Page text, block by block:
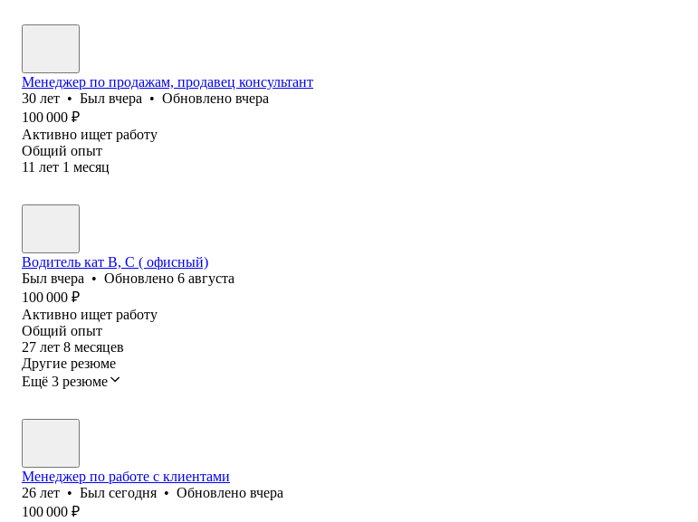
Менеджер по продажам, продавец консультант
30 лет • Был вчера • Обновлено вчера
100 000 ₽
Активно ищет работу
Общий опыт
11 лет 1 месяц
Водитель кат В, С ( офисный)
Был вчера • Обновлено 6 августа
100 000 ₽
Активно ищет работу
Общий опыт
27 лет 8 месяцев
Другие резюме
Ещё 3 резюме
Менеджер по работе с клиентами
26 лет • Был сегодня • Обновлено вчера
100 000 ₽